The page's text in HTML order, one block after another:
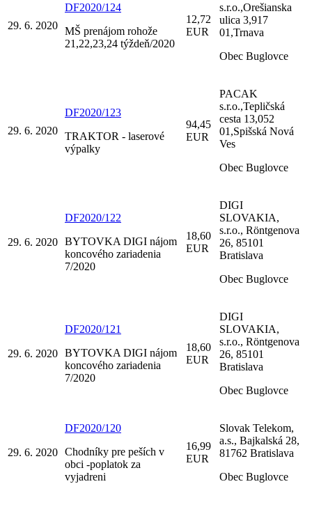
29. 6. 2020
DF2020/124
MŠ prenájom rohože
21,22,23,24 týždeň/2020
12,72
EUR
s.r.o.,Orešianska
ulica 3,917
01,Trnava
Obec Buglovce
29. 6. 2020
DF2020/123
TRAKTOR - laserové
výpalky
94,45
EUR
PACAK
s.r.o.,Tepličská
cesta 13,052
01,Spišská Nová
Ves
Obec Buglovce
29. 6. 2020
DF2020/122
BYTOVKA DIGI nájom
koncového zariadenia
7/2020
18,60
EUR
DIGI
SLOVAKIA,
s.r.o., Röntgenova
26, 85101
Bratislava
Obec Buglovce
29. 6. 2020
DF2020/121
BYTOVKA DIGI nájom
koncového zariadenia
7/2020
18,60
EUR
DIGI
SLOVAKIA,
s.r.o., Röntgenova
26, 85101
Bratislava
Obec Buglovce
29. 6. 2020
DF2020/120
Chodníky pre peších v
obci -poplatok za
vyjadreni
16,99
EUR
Slovak Telekom,
a.s., Bajkalská 28,
81762 Bratislava
Obec Buglovce